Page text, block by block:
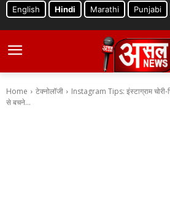
English Hindi Marathi Punjabi
Home टेक्नोलॉजी
Instagram Tips: इंस्टाग्राम
से बचने...